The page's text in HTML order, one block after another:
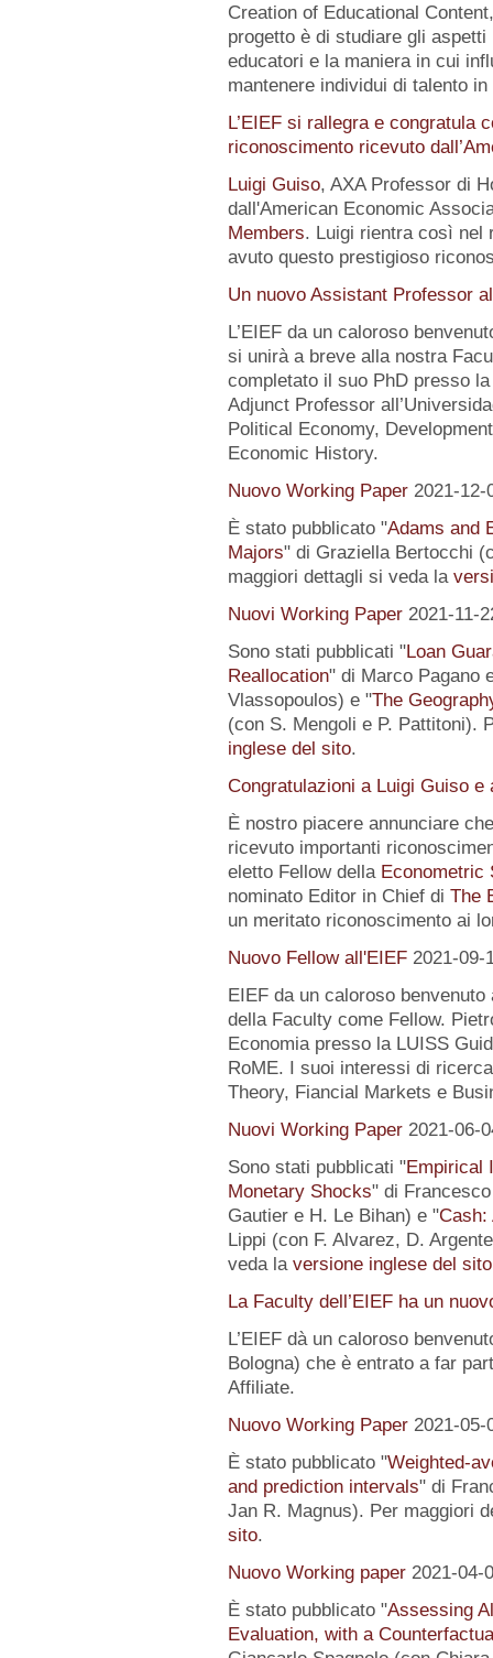
Creation of Educational
progetto è di studiare gli
educatori e la maniera in cui
mantenere individui di talento
L’EIEF si rallegra e congratula
riconoscimento ricevuto
Luigi Guiso, AXA Professor di
dall'American Economic
Members. Luigi rientra così nel
avuto questo prestigioso
Un nuovo Assistant Professor
L’EIEF da un caloroso
si unirà a breve alla nostra
completato il suo PhD presso
Adjunct Professor
Political Economy,
Economic History.
Nuovo Working Paper 2021-12-
È stato pubblicato "Adams and
Majors" di Graziella Bertocchi
maggiori dettagli si veda la
Nuovi Working Paper 2021-11-
Sono stati pubblicati "Loan
Reallocation" di Marco Pagano
Vlassopoulos) e "The
(con S. Mengoli e P. Pattitoni).
inglese del sito.
Congratulazioni a Luigi Guiso e
È nostro piacere annunciare
ricevuto importanti
eletto Fellow della Econometric
nominato Editor in Chief di The
un meritato riconoscimento ai
Nuovo Fellow all'EIEF 2021-09-
EIEF da un caloroso
della Faculty come Fellow.
Economia presso la LUISS
RoME. I suoi interessi di
Theory, Fiancial Markets e
Nuovi Working Paper 2021-06-
Sono stati pubblicati "Empirical
Monetary Shocks" di
Gautier e H. Le Bihan) e "Cash:
Lippi (con F. Alvarez, D.
veda la versione inglese del sito
La Faculty dell’EIEF ha un
L’EIEF dà un caloroso
Bologna) che è entrato a far
Affiliate.
Nuovo Working Paper 2021-05-
È stato pubblicato "Weighted-
and prediction intervals" di
Jan R. Magnus). Per maggiori
sito.
Nuovo Working paper 2021-04-
È stato pubblicato "Assessing
Evaluation, with a